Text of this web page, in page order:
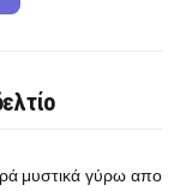
μυστικά γύρω απο